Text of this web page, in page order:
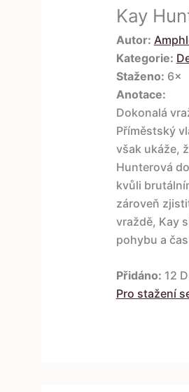
Kay
Autor:
Kategorie:
Staženo: 6×
Anotace:
Dokonalá
Příměstský
však ukáže,
Hunterová
kvůli
zároveň
vraždě, Kay
pohybu a
Přidáno: 12
Pro stažení